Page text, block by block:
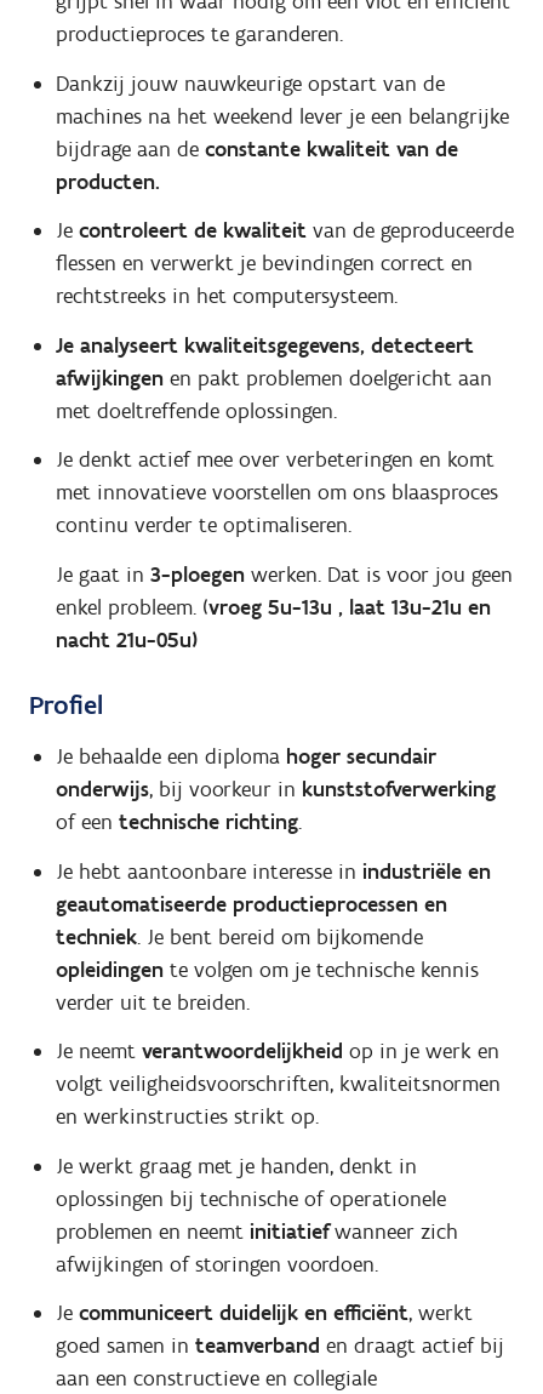
productieproces te garanderen.
Dankzij jouw nauwkeurige opstart van de
machines na het weekend lever je een belangrijke
bijdrage aan de constante kwaliteit van de
producten.
Je controleert de kwaliteit van de geproduceerde
flessen en verwerkt je bevindingen correct en
rechtstreeks in het computersysteem.
Je analyseert kwaliteitsgegevens, detecteert
afwijkingenen pakt problemen doelgericht aan
met doeltreffende oplossingen.
Je denkt actief mee over verbeteringen en komt
met innovatieve voorstellen om ons blaasproces
continu verder te optimaliseren.
Je gaat in 3-ploegen werken. Dat is voor jou geen
enkel probleem. (vroeg 5u-13u , laat 13u-21u en
nacht 21u-05u)
Profiel
Je behaalde een diploma hoger secundair
onderwijs, bij voorkeur in kunststofverwerking
of een technische richting.
Je hebt aantoonbare interesse in industriële en
geautomatiseerde productieprocessen en
techniek. Je bent bereid om bijkomende
opleidingente volgen om je technische kennis
verder uit te breiden.
Je neemt verantwoordelijkheid op in je werk en
volgt veiligheidsvoorschriften, kwaliteitsnormen
en werkinstructies strikt op.
Je werkt graag met je handen, denkt in
oplossingen bij technische of operationele
problemen en neemt initiatiefwanneer zich
afwijkingen of storingen voordoen.
Jecommuniceert duidelijk en efficiënt, werkt
goed samen in teamverband en draagt actief bij
aan een constructieve en collegiale